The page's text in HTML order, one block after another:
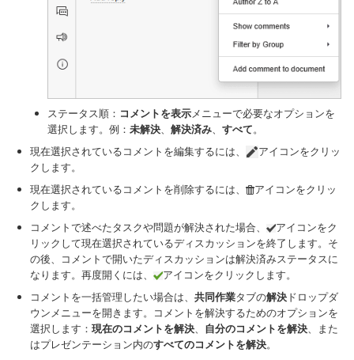
ステータス順： コメントを表示メニューで必要なオプションを
選択します。例： 未解決、 解決済み、 すべて。
現在選択されているコメントを編集するには、
アイコンをクリッ
クします。
現在選択されているコメントを削除するには、
アイコンをクリッ
クします。
コメントで述べたタスクや問題が解決された場合、
アイコンをク
リックして現在選択されているディスカッションを終了します。そ
の後、コメントで開いたディスカッションは解決済みステータスに
なります。再度開くには、
アイコンをクリックします。
コメントを一括管理したい場合は、 共同作業タブの解決 ドロップダ
ウンメニューを開きます。コメントを解決するためのオプションを
選択します： 現在のコメントを解決、 自分のコメントを解決、また
はプレゼンテーション内のすべてのコメントを解決。